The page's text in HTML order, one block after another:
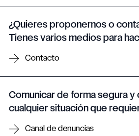
¿Quieres proponernos o
Tienes varios medios para
Contacto
Comunicar de forma segura y
cualquier situación que
Canal de denuncias